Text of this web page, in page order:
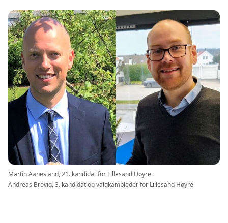
Martin Aanesland, 21. kandidat for Lillesand Høyre.
Andreas Brovig, 3. kandidat og valgkampleder for Lillesand Høyre